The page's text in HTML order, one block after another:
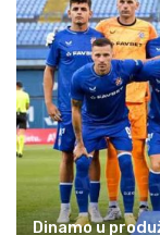
Dinamo u